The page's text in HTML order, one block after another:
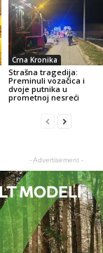
Crna Kronika
Strašna tragedija:
Preminuli vozačica i
dvoje putnika u
prometnoj nesreći
- Advertisement -